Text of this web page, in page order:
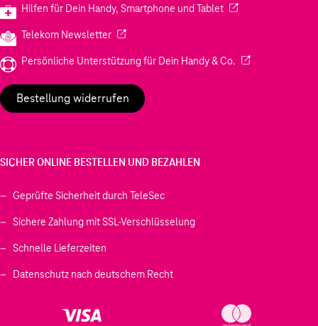
Hilfen für Dein Handy, Smartphone und Tablet(Wird in einem
Telekom Newsletter(Wird in einem neuen Tab geöffnet)
Persönliche Unterstützung für Dein Handy & Co. (Wird in einem
Bestellung widerrufen
SICHER ONLINE BESTELLEN UND BEZAHLEN
Geprüfte Sicherheit durch TeleSec
Sichere Zahlung mit SSL-Verschlüsselung
Schnelle Lieferzeiten
Datenschutz nach deutschem Recht